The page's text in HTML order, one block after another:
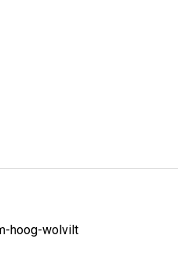
hoog-wolvilt